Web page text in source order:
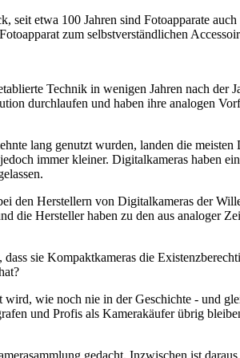
etwa 100 Jahren sind Fotoapparate
zum selbstverständlichen
Technik in wenigen Jahren nach
durchlaufen und haben ihre analogen
lang genutzt wurden, landen die
immer kleiner. Digitalkameras haben
den Herstellern von Digitalkameras der
die Hersteller haben zu den aus analoger
sie Kompaktkameras die
wie noch nie in der Geschichte - und
und Profis als Kamerakäufer übrig